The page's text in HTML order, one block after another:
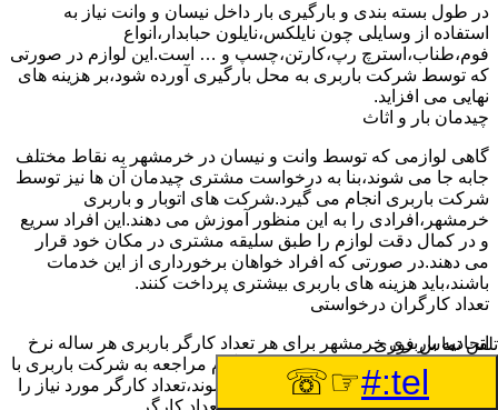
در طول بسته بندی و بارگیری بار داخل نیسان و وانت نیاز به
استفاده از وسایلی چون نایلکس،نایلون حبابدار،انواع
فوم،طناب،استرچ رپ،کارتن،چسپ و … است.این لوازم در صورتی
که توسط شرکت باربری به محل بارگیری آورده شود،بر هزینه های
نهایی می افزاید.
چیدمان بار و اثاث
گاهی لوازمی که توسط وانت و نیسان در خرمشهر به نقاط مختلف
جابه جا می شوند،بنا به درخواست مشتری چیدمان آن ها نیز توسط
شرکت باربری انجام می گیرد.شرکت های اتوبار و باربری
خرمشهر،افرادی را به این منظور آموزش می دهند.این افراد سریع
و در کمال دقت لوازم را طبق سلیقه مشتری در مکان خود قرار
می دهند.در صورتی که افراد خواهان برخورداری از این خدمات
باشند،باید هزینه های باربری بیشتری پرداخت کنند.
تعداد کارگران درخواستی
اتحادیه باربری خرمشهر برای هر تعداد کارگر باربری هر ساله نرخ
ثابتی را اعلام خواهد کرد.مشتری هنگام مراجعه به شرکت باربری با
توجه به تعداد لوازمی که باید جابه جا شوند،تعداد کارگر مورد نیاز را
به شرکت اعلام خواهد کرد.با توجه به تعداد کارگر
تلفن تماس فوری
tel:#
☞☏